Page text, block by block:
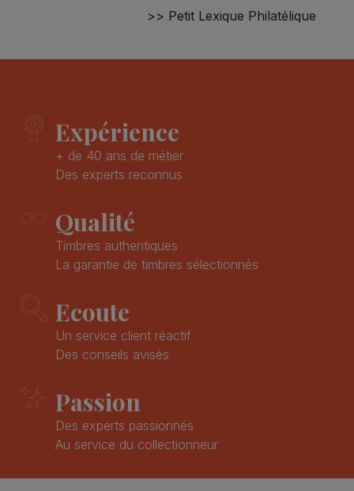
>> Petit Lexique Philatélique
Expérience
+ de 40 ans de métier
Des experts reconnus
Qualité
Timbres authentiques
La garantie de timbres sélectionnés
Ecoute
Un service client réactif
Des conseils avisés
Passion
Des experts passionnés
Au service du collectionneur